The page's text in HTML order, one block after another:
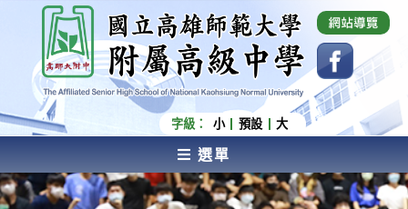
內
容
國立高雄師範大學附屬高級中學 Affiliated Senior
High School of National Kaohsiung Normal
University
字級： 小 預設 大
選單
AFFILIATED SENIOR HIGH SCHOOL OF NATIONAL